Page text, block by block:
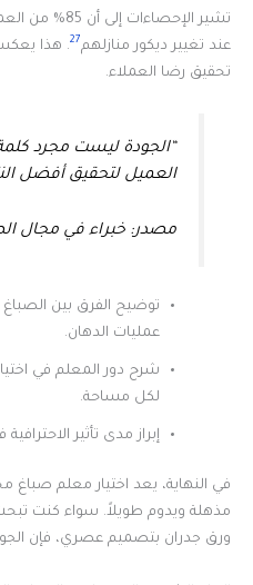
تشير
عند تغيير ديكور منازلهم27. هذا يعكس
تحقيق رضا العملاء.
“الجودة ليست مجرد
العميل لتحقيق أفضل
مصدر: خبراء في مجال
توضيح الفرق بين
عمليات الدهان.
شرح دور المعلم في اختيار
لكل مساحة.
إبراز مدى تأثير
في النهاية، يعد اختيار معلم صباغ
مذهلة ويدوم طويلاً. سواء كنت
ورق جدران بتصميم عصري، فإن